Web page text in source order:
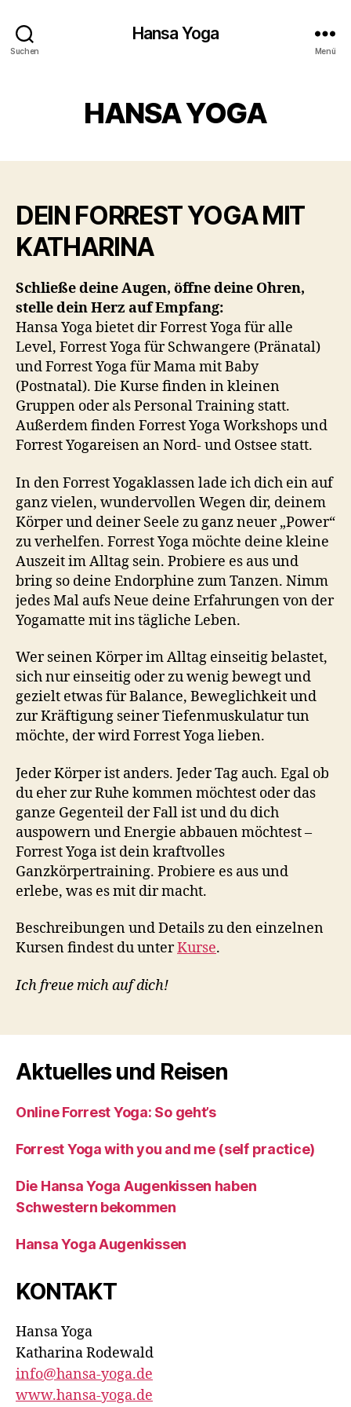
Suchen
Hansa Yoga
Menü
HANSA YOGA
DEIN FORREST YOGA MIT
KATHARINA
Schließe deine Augen, öffne deine Ohren,
stelle dein Herz auf Empfang:
Hansa Yoga bietet dirForrest Yoga für alle
Level, Forrest Yoga für Schwangere (Pränatal)
und Forrest Yoga für Mama mit Baby
(Postnatal). Die Kurse finden in kleinen
Gruppen oder als Personal Training statt.
Außerdem finden Forrest Yoga Workshops und
Forrest Yogareisen an Nord- und Ostsee statt.
In den Forrest Yogaklassen lade ich dich ein auf
ganz vielen, wundervollen Wegen dir, deinem
Körper und deiner Seele zu ganz neuer „Power“
zu verhelfen. Forrest Yoga möchte deine kleine
Auszeit im Alltag sein. Probiere es aus und
bring so deine Endorphine zum Tanzen. Nimm
jedes Mal aufs Neue deine Erfahrungen von der
Yogamatte mit ins tägliche Leben.
Wer seinen Körper im Alltag einseitig belastet,
sich nur einseitig oder zu wenig bewegt und
gezielt etwas für Balance, Beweglichkeit und
zur Kräftigung seiner Tiefenmuskulatur tun
möchte, der wird Forrest Yoga lieben.
Jeder Körper ist anders. Jeder Tag auch. Egal ob
du eher zur Ruhe kommen möchtest oder das
ganze Gegenteil der Fall ist und du dich
auspowern und Energie abbauen möchtest –
Forrest Yoga ist dein kraftvolles
Ganzkörpertraining. Probiere es aus und
erlebe, was es mit dir macht.
Beschreibungen und Details zu den einzelnen
Kursen findest du unterKurse.
Ich freue mich auf dich!
Aktuelles und Reisen
Online Forrest Yoga: So geht’s
Forrest Yoga with you and me (self practice)
Die Hansa Yoga Augenkissen haben
Schwestern bekommen
Hansa Yoga Augenkissen
KONTAKT
Hansa Yoga
Katharina Rodewald
info@hansa-yoga.de
www.hansa-yoga.de